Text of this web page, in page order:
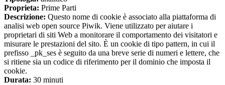
Proprieta: Prime Parti
Descrizione: Questo nome di cookie è associato alla piattaforma di
analisi web open source Piwik. Viene utilizzato per aiutare i
proprietari di siti Web a monitorare il comportamento dei visitatori e
misurare le prestazioni del sito. È un cookie di tipo pattern, in cui il
prefisso _pk_ses è seguito da una breve serie di numeri e lettere, che
si ritiene sia un codice di riferimento per il dominio che imposta il
cookie.
Durata: 30 minuti